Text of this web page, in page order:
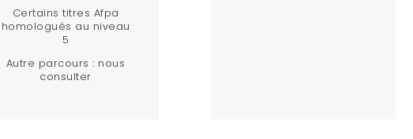
Certains titres Afpa
homologués au niveau
5
Autre parcours : nous
consulter